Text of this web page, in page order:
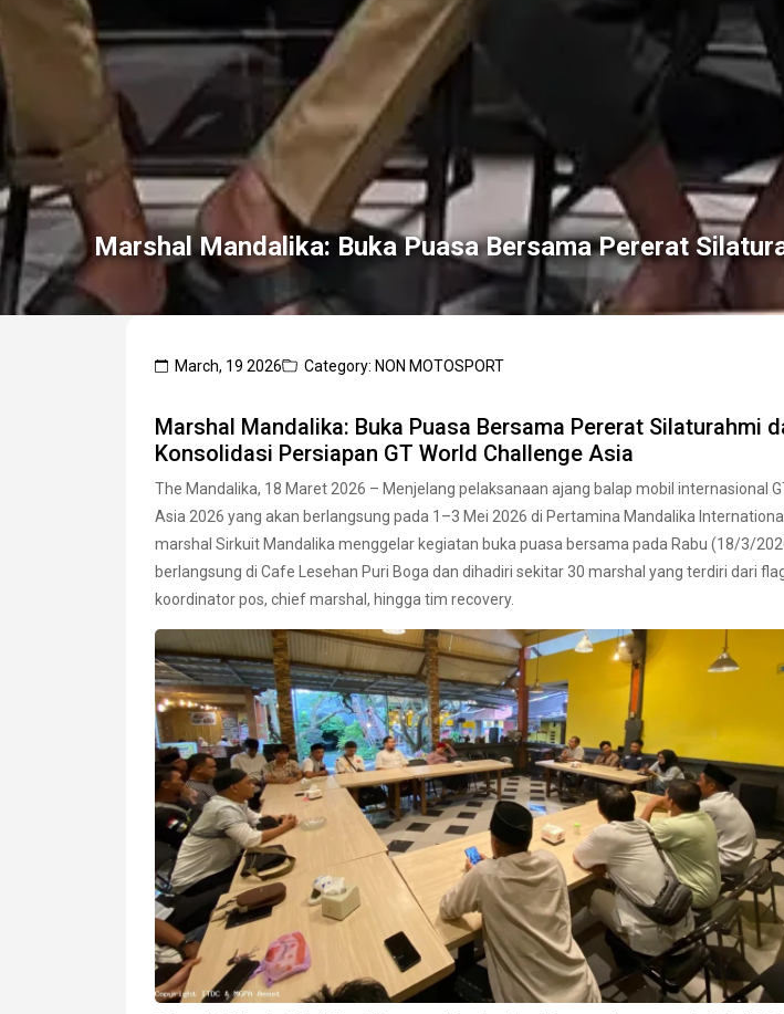
Marshal Mandalika: Buka Puasa Bersama Pererat
March, 19 2026 Category: NON MOTOSPORT
Marshal Mandalika: Buka Puasa Bersama Pererat Silaturahmi
Konsolidasi Persiapan GT World Challenge Asia
The Mandalika, 18 Maret 2026 – Menjelang pelaksanaan ajang balap mobil internasional
Asia 2026 yang akan berlangsung pada 1–3 Mei 2026 di Pertamina Mandalika
marshal Sirkuit Mandalika menggelar kegiatan buka puasa bersama pada Rabu (18/3/
berlangsung di Cafe Lesehan Puri Boga dan dihadiri sekitar 30 marshal yang terdiri dari
koordinator pos, chief marshal, hingga tim recovery.